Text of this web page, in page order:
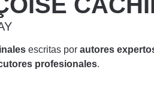
escritas porautores
profesionales.